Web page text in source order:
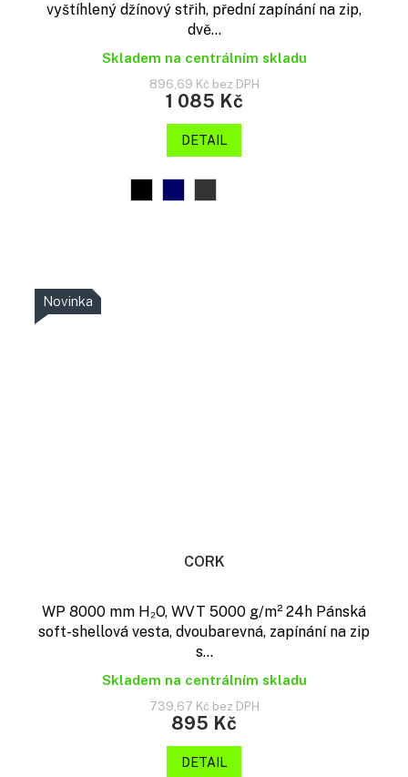
vyštíhlený džínový střih, přední zapínání na zip,
dvě...
Skladem na centrálním skladu
896,69 Kč bez DPH
1 085 Kč
DETAIL
Novinka
CORK
WP 8000 mm H₂O, WVT 5000 g/m² 24h Pánská
soft-shellová vesta, dvoubarevná, zapínání na zip
s...
Skladem na centrálním skladu
739,67 Kč bez DPH
895 Kč
DETAIL